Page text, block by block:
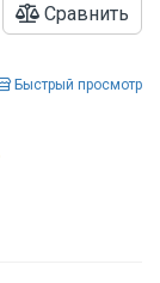
Сравнить
Быстрый просмотр